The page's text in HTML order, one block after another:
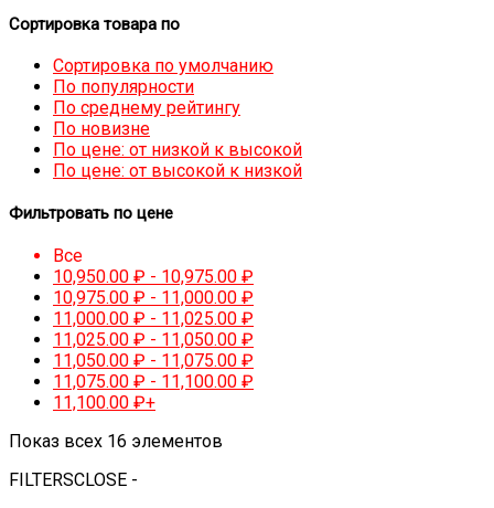
Сортировка товара по
Сортировка по умолчанию
По популярности
По среднему рейтингу
По новизне
По цене: от низкой к высокой
По цене: от высокой к низкой
Фильтровать по цене
Все
10,950.00 ₽ - 10,975.00 ₽
10,975.00 ₽ - 11,000.00 ₽
11,000.00 ₽ - 11,025.00 ₽
11,025.00 ₽ - 11,050.00 ₽
11,050.00 ₽ - 11,075.00 ₽
11,075.00 ₽ - 11,100.00 ₽
11,100.00 ₽+
Показ всех 16 элементов
FILTERSCLOSE -